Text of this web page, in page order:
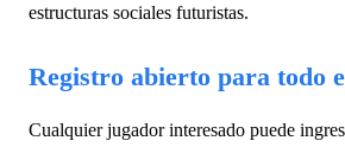
estructuras sociales futuristas.
Registro abierto para todo
Cualquier jugador interesado puede